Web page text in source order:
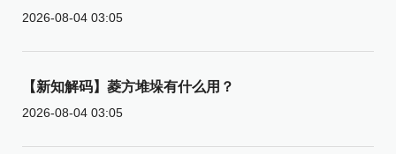
2026-08-04 03:05
【新知解码】菱方堆垛有什么用？
2026-08-04 03:05